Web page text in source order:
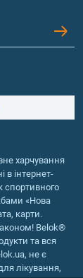
харчування
в інтернет-
спортивного
«Нова
карти.
Belok®
та вся
не є
лікування,